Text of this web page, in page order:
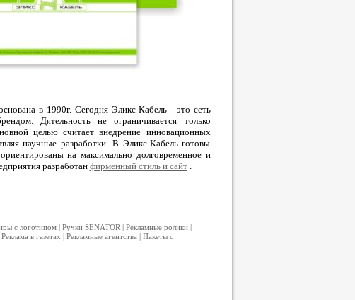
в 1990г. Сегодня Эликс-Кабель - это сеть
Дятельность не ограничивается только
целью считает внедрение инновационных
научные разработки. В Эликс-Кабель готовы
на максимально долговременное и
разработан фирменный стиль и сайт.
с логотипом| Ручки SENATOR | Рекламные ролики|
Реклама в газетах | Рекламные агентства | Пакеты с